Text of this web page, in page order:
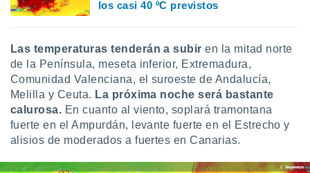
e
mediante
publicidad
publicidad
los casi 40 ºC previstos
Las temperaturas tenderán a subiren la mitad norte
de la Península, meseta inferior, Extremadura,
Comunidad Valenciana, el suroeste de Andalucía,
Melilla y Ceuta. La próxima noche será bastante
calurosa. En cuanto al viento, soplará tramontana
fuerte en el Ampurdán, levante fuerte en el Estrecho y
alisios de moderados a fuertes en Canarias.